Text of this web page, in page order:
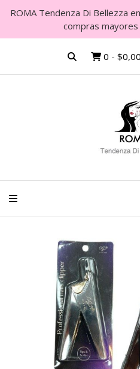
ROMA Tendenza Di Bellezza
compras
0 - $0,00